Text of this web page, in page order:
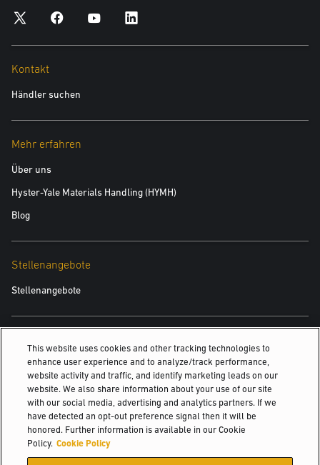
Kontakt
Händler suchen
Mehr erfahren
Über uns
Hyster-Yale Materials Handling (HYMH)
Blog
Stellenangebote
Stellenangebote
Auch Interessant
Logistiklösungen von Drittanbietern
Yale Robotertechnik
Yale Power Solutions
©2026 Hyster-Yale Materials Handling, Inc. Alle Rechte vorbehalten.
This website uses cookies and other tracking technologies to
enhance user experience and to analyze/track performance,
website activity and traffic, and identify marketing leads on our
website. We also share information about your use of our site
with our social media, advertising and analytics partners. If we
have detected an opt-out preference signal then it will be
honored. Further information is available in our Cookie
Policy. Cookie Policy